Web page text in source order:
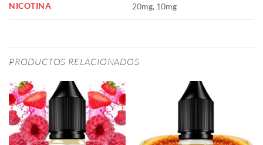
NICOTINA 20mg, 10mg
PRODUCTOS RELACIONADOS